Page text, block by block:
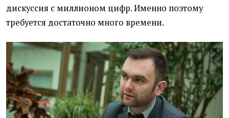
дискуссия с миллионом цифр. Именно поэтому
требуется достаточно много времени.